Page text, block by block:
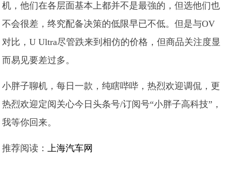
机，他们在各层面基本上都并不是最強的，但选他们也
不会很差，终究配备决策的低限早已不低。但是与OV
对比，U Ultra尽管跌来到相仿的价格，但商品关注度显
而易见要差过多。
小胖子聊机，每日一款，纯瞎哔哔，热烈欢迎调侃，更
热烈欢迎定阅关心今日头条号/订阅号“小胖子高科技”，
我等你回来。
推荐阅读：上海汽车网